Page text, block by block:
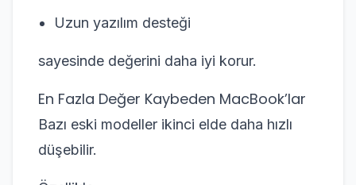
Uzun yazılım desteği
sayesinde değerini daha iyi korur.
En Fazla Değer Kaybeden MacBook’lar
Bazı eski modeller ikinci elde daha hızlı
düşebilir.